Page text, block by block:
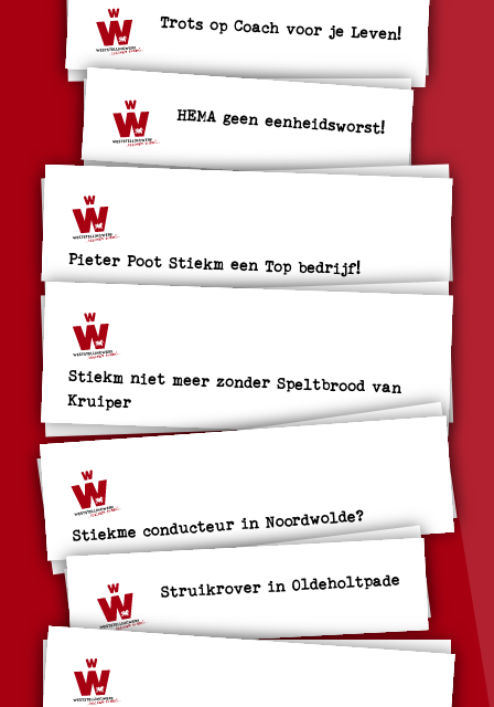
Trots op Coach voor je Leven!
HEMA geen eenheidsworst!
Pieter Poot Stiekm een Top bedrijf!
Stiekm niet meer zonder Speltbrood van
Kruiper
Stiekme conducteur in Noordwolde?
Struikrover in Oldeholtpade